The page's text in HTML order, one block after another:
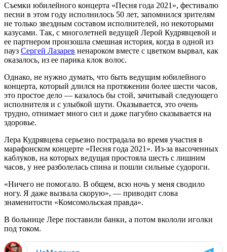
Съемки юбилейного концерта «Песня года 2021», фестивалю
песни в этом году исполнилось 50 лет, запомнился зрителям
не только звездным составом исполнителей, но некоторыми
казусами. Так, с многолетней ведущей Лерой Кудрявцевой и
ее партнером произошла смешная история, когда в одной из
пауз Сергей Лазарев ненароком вместе с цветком вырвал, как
оказалось, из ее парика клок волос.
Однако, не нужно думать, что быть ведущим юбилейного
концерта, который длился на протяжении более шести часов,
это простое дело — казалось бы стой, зачитывай следующего
исполнителя и с улыбкой шути. Оказывается, это очень
трудно, отнимает много сил и даже пагубно сказывается на
здоровье.
Лера Кудрявцева серьезно пострадала во время участия в
марафонском концерте «Песня года 2021». Из-за высоченных
каблуков, на которых ведущая простояла шесть с лишним
часов, у нее разболелась спина и пошли сильные судороги.
«Ничего не помогало. В общем, всю ночь у меня сводило
ногу. Я даже вызвала скорую», — приводит слова
знаменитости «Комсомольская правда».
В больнице Лере поставили банки, а потом вкололи иголки
под током.